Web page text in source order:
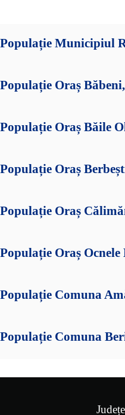
Populație Municipiul
Populație Oraș
Populație Oraș Băile
Populație Oraș
Populație Oraș
Populație Oraș
Populație Comuna
Populație Comuna